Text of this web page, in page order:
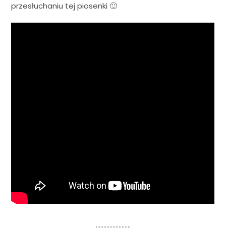
przesłuchaniu tej piosenki 🙂
…………………..